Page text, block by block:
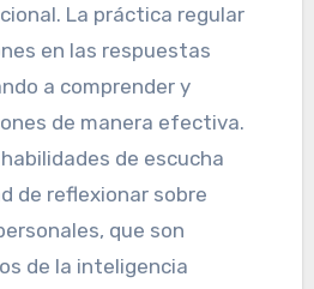
La práctica regular
en las respuestas
a comprender y
de manera efectiva.
de escucha
de reflexionar sobre
que son
de la inteligencia